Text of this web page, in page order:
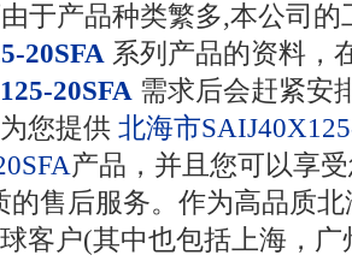
于产品种类繁多,本公司
20SFA 系列产品的资料，
20SFA 需求后会赶紧安
您提供 北海市
产品，并且您可以享
的售后服务。作为高品质
客户(其中也包括上海，